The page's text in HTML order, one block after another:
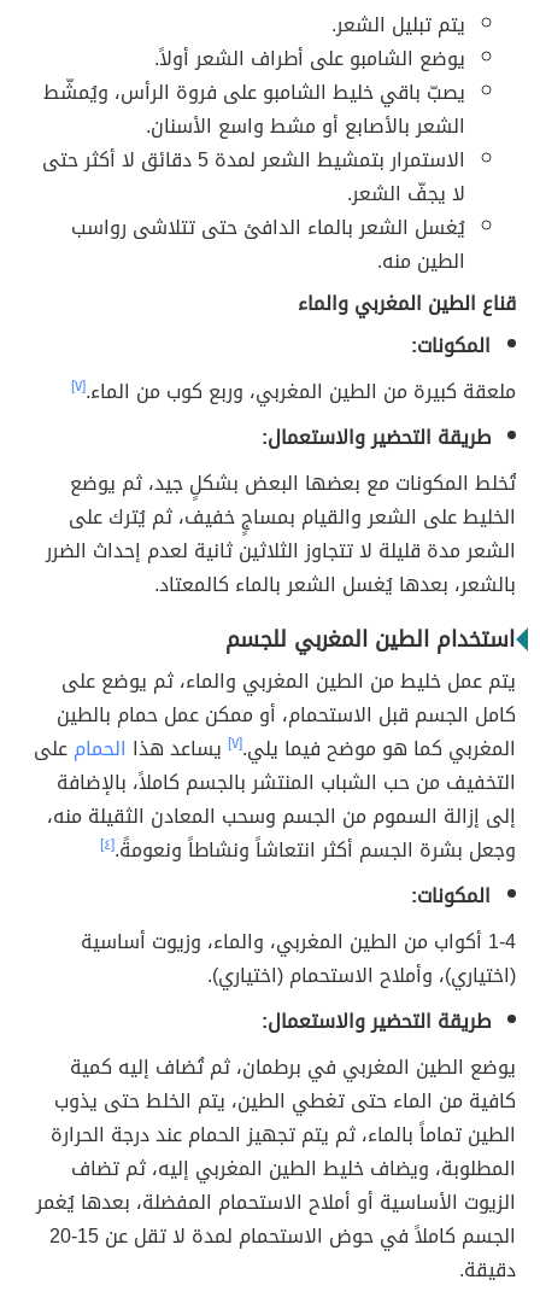
يتم تبليل الشعر.
يوضع الشامبو على أطراف الشعر أولاً.
يصبّ باقي خليط الشامبو على فروة الرأس، ويُمشّط
الشعر بالأصابع أو مشط واسع الأسنان.
الاستمرار بتمشيط الشعر لمدة 5 دقائق لا أكثر حتى
لا يجفّ الشعر.
يُغسل الشعر بالماء الدافئ حتى تتلاشى رواسب
الطين منه.
قناع الطين المغربي والماء
المكونات:
ملعقة كبيرة من الطين المغربي، وربع كوب من الماء.[٧]
طريقة التحضير والاستعمال:
تُخلط المكونات مع بعضها البعض بشكلٍ جيد، ثم يوضع
الخليط على الشعر والقيام بمساجٍ خفيف، ثم يُترك على
الشعر مدة قليلة لا تتجاوز الثلاثين ثانية لعدم إحداث الضرر
بالشعر، بعدها يُغسل الشعر بالماء كالمعتاد.
استخدام الطين المغربي للجسم
يتم عمل خليط من الطين المغربي والماء، ثم يوضع على
كامل الجسم قبل الاستحمام، أو ممكن عمل حمام بالطين
المغربي كما هو موضح فيما يلي.[٧] يساعد هذا الحمامعلى
التخفيف من حب الشباب المنتشر بالجسم كاملاً، بالإضافة
إلى إزالة السموم من الجسم وسحب المعادن الثقيلة منه،
وجعل بشرة الجسم أكثر انتعاشاً ونشاطاً ونعومةً.[٤]
المكونات:
1-4 أكواب من الطين المغربي، والماء، وزيوت أساسية
(اختياري)، وأملاح الاستحمام (اختياري).
طريقة التحضير والاستعمال:
يوضع الطين المغربي في برطمان، ثم تُضاف إليه كمية
كافية من الماء حتى تغطي الطين، يتم الخلط حتى يذوب
الطين تماماً بالماء، ثم يتم تجهيز الحمام عند درجة الحرارة
المطلوبة، ويضاف خليط الطين المغربي إليه، ثم تضاف
الزيوت الأساسية أو أملاح الاستحمام المفضلة، بعدها يُغمر
الجسم كاملاً في حوض الاستحمام لمدة لا تقل عن 15-20
دقيقة.